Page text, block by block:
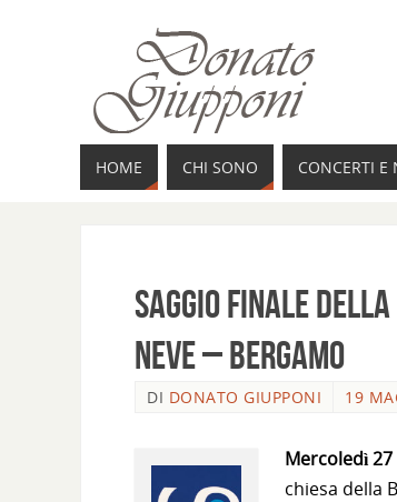
HOME CHI SONO CONCERTI E
Saggio Finale
Neve – BERGAMO
DI DONATO GIUPPONI 19
Mercoledì
chiesa della